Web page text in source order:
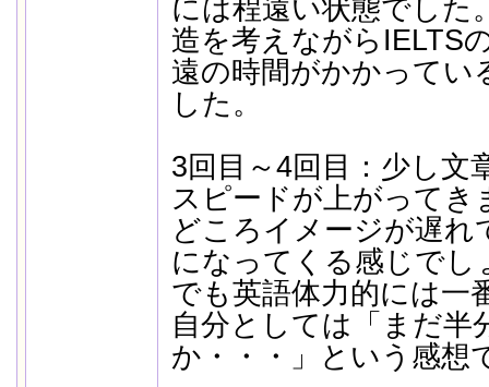
には程遠い状態でした
造を考えながらIELTS
遠の時間がかかってい
した。
3回目～4回目：少し文
スピードが上がってき
どころイメージが遅
になってくる感じでし
でも英語体力的には一
自分としては「まだ半
か・・・」という感想